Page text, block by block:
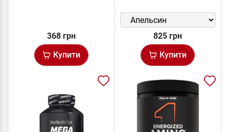
368 грн
Купити
825 грн
Купити